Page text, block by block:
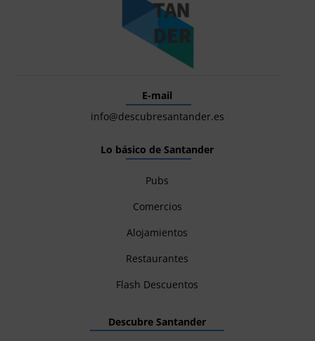
E-mail
info@descubresantander.es
Lo básico de Santander
Pubs
Comercios
Alojamientos
Restaurantes
Flash Descuentos
Descubre Santander